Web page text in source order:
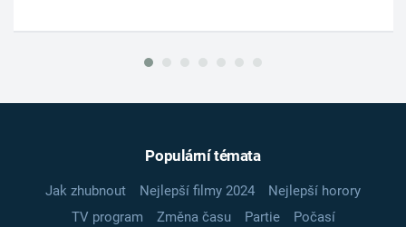
Populární témata
Jak zhubnout Nejlepší filmy 2024
Nejlepší horory
TV program
Změna času Partie
Počasí